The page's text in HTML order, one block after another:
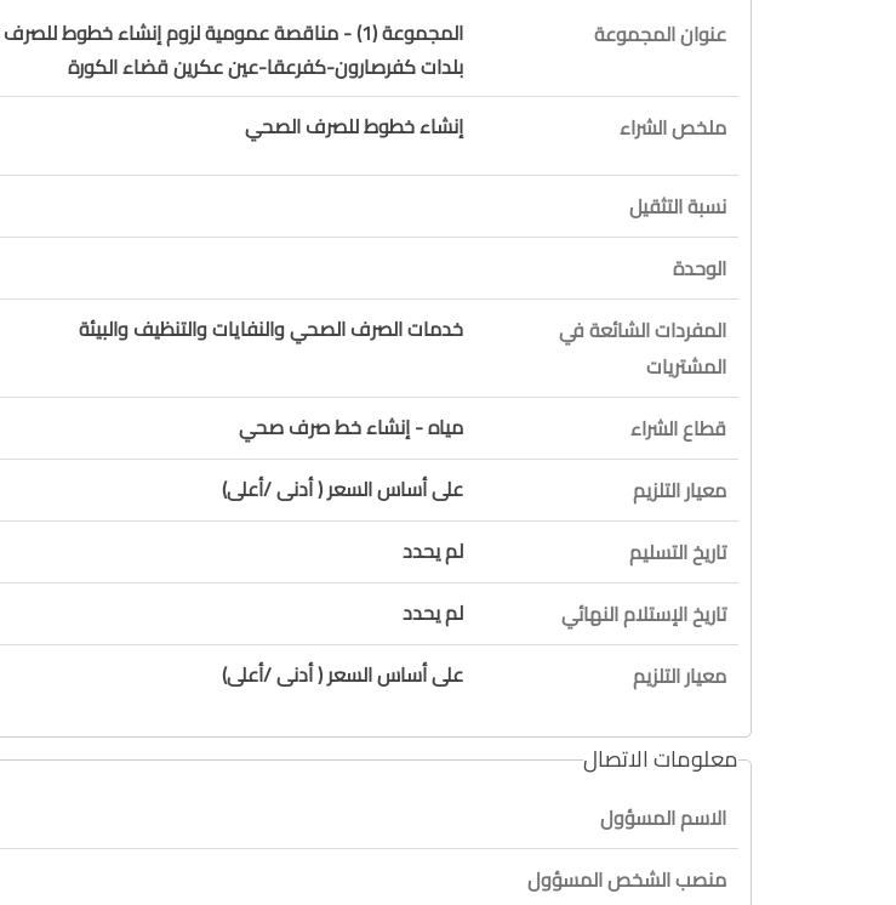
عنوان المجموعة
المجموعة (1) - مناقصة عمومية لزوم إنشاء خطوط
بلدات كفرصارون-كفرعقا-عين عكرين قضاء الكورة
ملخص الشراء
إنشاء خطوط للصرف الصحي
نسبة التثقيل
الوحدة
المفردات الشائعة في
المشتريات
خدمات الصرف الصحي والنفايات والتنظيف والبيئة
قطاع الشراء
مياه - إنشاء خط صرف صحي
معيار التلزيم
على أساس السعر ( أدنى /أعلى)
تاريخ التسليم
لم يحدد
تاريخ الإستلام النهائي
لم يحدد
معيار التلزيم
على أساس السعر ( أدنى /أعلى)
معلومات الاتصال
الاسم المسؤول
منصب الشخص المسؤول